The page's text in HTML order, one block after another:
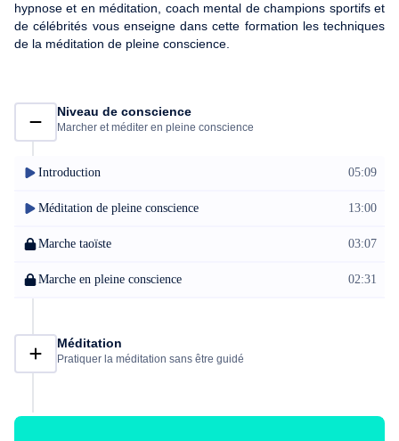
hypnose et en méditation, coach mental de champions sportifs et
de célébrités vous enseigne dans cette formation les techniques
de la méditation de pleine conscience.
Niveau de conscience
Marcher et méditer en pleine conscience
Introduction 05:09
Méditation de pleine conscience 13:00
Marche taoïste 03:07
Marche en pleine conscience 02:31
Méditation
Pratiquer la méditation sans être guidé